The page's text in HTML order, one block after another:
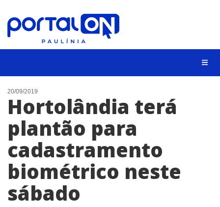
CIDADES
EVENTOS
EMPREGO
ANIVERSÁRIO DAS CIDADES
ANUNCIE
CONTATO
20/09/2019
Hortolândia terá
plantão para
cadastramento
biométrico neste
sábado